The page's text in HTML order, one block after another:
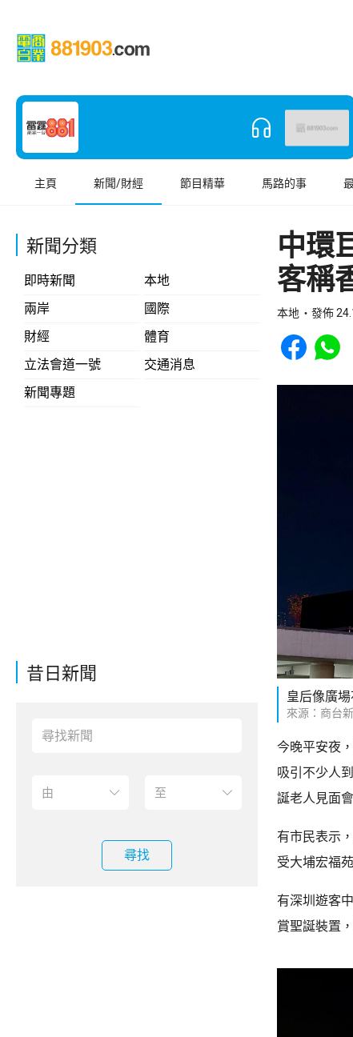
主頁 新聞/財經 節目精華 馬路的事
新聞分類
即時新聞
本地
兩岸
國際
財經
體育
立法會道一號
交通消息
新聞專題
昔日新聞
尋找
中環
客稱
本地 發佈
Share toShare
皇后像廣
來源：商台
今晚平安夜
吸引不少人
誕老人見面
有市民表示
受大埔宏福
有深圳遊客
賞聖誕裝置